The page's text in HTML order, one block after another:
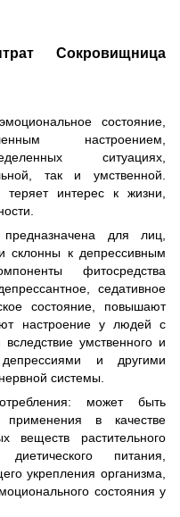
Сокровищница
состояние,
настроением,
ситуациях,
так и умственной.
интерес к жизни,
для лиц,
склонны к депрессивным
фитосредства
седативное
состояние, повышают
настроение у людей с
умственного и
и другими
системы.
может быть
применения в качестве
веществ растительного
питания,
укрепления организма,
состояния у